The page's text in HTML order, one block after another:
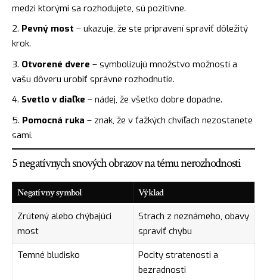
medzi ktorými sa rozhodujete, sú pozitívne.
Pevný most – ukazuje, že ste pripravení spraviť dôležitý
krok.
Otvorené dvere – symbolizujú množstvo možností a
vašu dôveru urobiť správne rozhodnutie.
Svetlo v diaľke – nádej, že všetko dobre dopadne.
Pomocná ruka – znak, že v ťažkých chvíľach nezostanete
sami.
5 negatívnych snových obrazov na tému nerozhodnosti
Negatívny symbol Výklad
Zrútený alebo chýbajúci
most
Strach z neznámeho, obavy
spraviť chybu
Temné bludisko
Pocity stratenosti a
bezradnosti